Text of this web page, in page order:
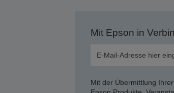
Mit Epson in
Mit der Übermittlung